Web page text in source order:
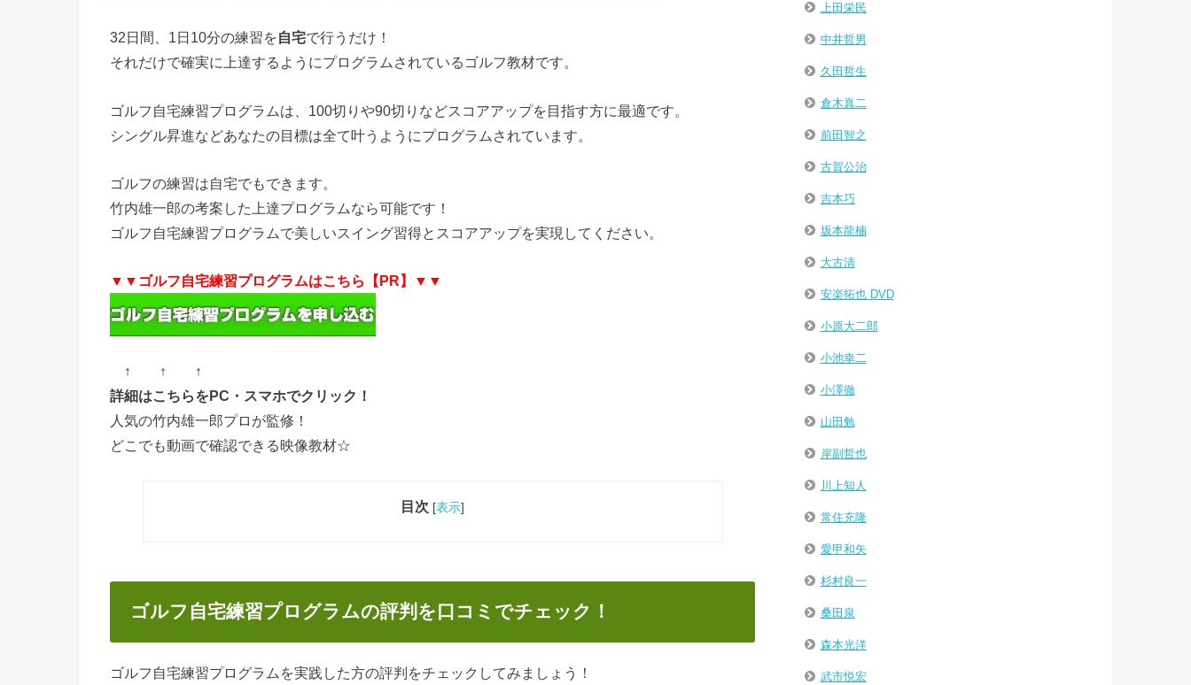
32日間、1日10分の練習を自宅で行うだけ！
それだけで確実に上達するようにプログラムされているゴルフ教材です。
ゴルフ自宅練習プログラムは、100切りや90切りなどスコアアップを目指す方に最適です。
シングル昇進などあなたの目標は全て叶うようにプログラムされています。
ゴルフの練習は自宅でもできます。
竹内雄一郎の考案した上達プログラムなら可能です！
ゴルフ自宅練習プログラムで美しいスイング習得とスコアアップを実現してください。
▼▼ゴルフ自宅練習プログラムはこちら【PR】▼▼
↑ ↑ ↑
詳細はこちらをPC・スマホでクリック！
人気の竹内雄一郎プロが監修！
どこでも動画で確認できる映像教材☆
目次 [表示]
ゴルフ自宅練習プログラムの評判を口コミでチェック！
ゴルフ自宅練習プログラムを実践した方の評判をチェックしてみましょう！
上田栄民
中井哲男
久田哲生
倉木真二
前田智之
古賀公治
吉本巧
坂本龍楠
大古清
安楽拓也 DVD
小原大二郎
小池幸二
小澤徹
山田勉
岸副哲也
川上知人
常住充隆
愛甲和矢
杉村良一
桑田泉
森本光洋
武市悦宏